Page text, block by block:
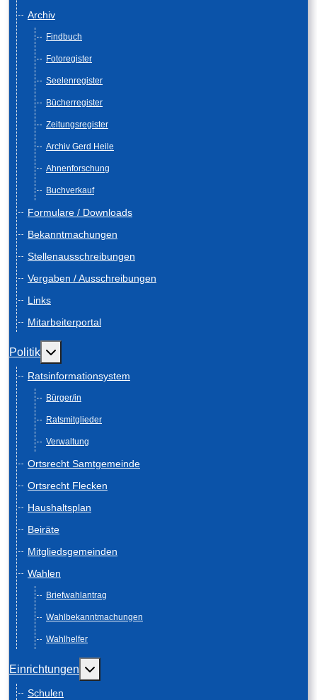
Archiv
Findbuch
Fotoregister
Seelenregister
Bücherregister
Zeitungsregister
Archiv Gerd Heile
Ahnenforschung
Buchverkauf
Formulare / Downloads
Bekanntmachungen
Stellenausschreibungen
Vergaben / Ausschreibungen
Links
Mitarbeiterportal
Politik Weitere Informationen: Politik
Ratsinformationsystem
Bürger/in
Ratsmitglieder
Verwaltung
Ortsrecht Samtgemeinde
Ortsrecht Flecken
Haushaltsplan
Beiräte
Mitgliedsgemeinden
Wahlen
Briefwahlantrag
Wahlbekanntmachungen
Wahlhelfer
Einrichtungen Weitere Informationen: Einrichtungen
Schulen